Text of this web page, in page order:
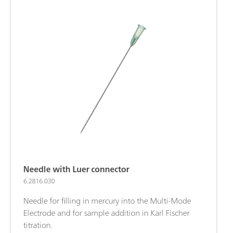
Needle with Luer connector
6.2816.030
Needle for filling in mercury into the Multi-Mode
Electrode and for sample addition in Karl Fischer
titration.